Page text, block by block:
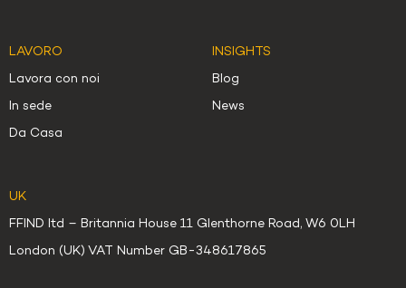
LAVORO
Lavora con noi
In sede
Da Casa
INSIGHTS
Blog
News
UK
FFIND ltd – Britannia House 11 Glenthorne Road, W6 0LH
London (UK) VAT Number GB-348617865